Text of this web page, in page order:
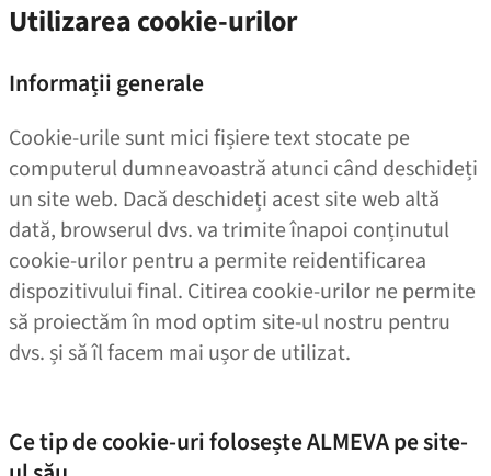
Utilizarea cookie-urilor
Informații generale
Cookie-urile sunt mici fișiere text stocate pe
computerul dumneavoastră atunci când deschideți
un site web. Dacă deschideți acest site web altă
dată, browserul dvs. va trimite înapoi conținutul
cookie-urilor pentru a permite reidentificarea
dispozitivului final. Citirea cookie-urilor ne permite
să proiectăm în mod optim site-ul nostru pentru
dvs. și să îl facem mai ușor de utilizat.
Ce tip de cookie-uri folosește ALMEVA pe site-